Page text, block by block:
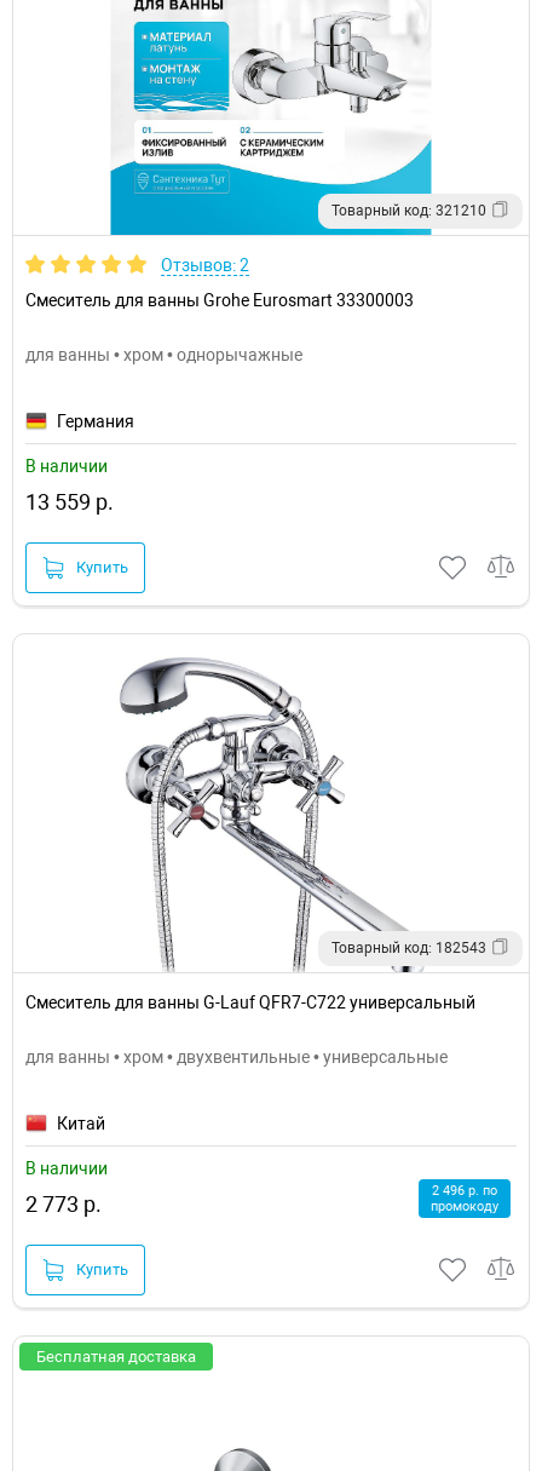
Товарный код: 321210
Отзывов: 2
Смеситель для ванны Grohe Eurosmart 33300003
для ванны • хром • однорычажные
Германия
В наличии
13 559 р.
Купить
Товарный код: 182543
Смеситель для ванны G-Lauf QFR7-C722 универсальный
для ванны • хром • двухвентильные • универсальные
Китай
В наличии
2 773 р.
2 496 р. по
промокоду
Купить
Бесплатная доставка